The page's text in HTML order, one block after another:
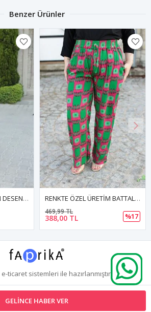
GELINCE HABER VER
Benzer Ürünler
RENKTE BÜYÜK BEDEN DESENLI DOKUMA ELBİSE RENKTE ÖZEL ÜRETİM BATTAL DESENLİ OTANTİK PANTOLON
388,00 TL
469,99 TL
%17
e-ticaretsistemleri ile hazırlanmıştır.